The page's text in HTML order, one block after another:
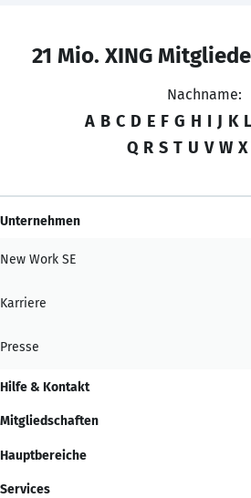
21 Mio. XING
Nachname:
A B C D E F G H I J K L
Q R S T U V W X
Unternehmen
New Work SE
Karriere
Presse
Hilfe & Kontakt
Mitgliedschaften
Hauptbereiche
Services